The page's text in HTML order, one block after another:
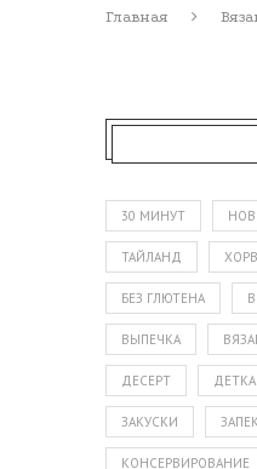
Главная
30 МИНУТ
ТАЙЛАНД
БЕЗ ГЛЮТЕНА
ВЫПЕЧКА
ДЕСЕРТ
ЗАКУСКИ
КОНСЕРВИРОВАНИЕ